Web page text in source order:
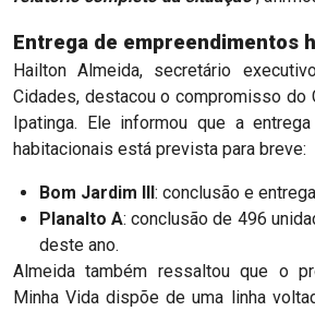
Entrega de empreendimentos
Hailton Almeida, secretário
Cidades, destacou o compromisso do
Ipatinga. Ele informou que a
habitacionais está prevista para breve:
Bom Jardim III: conclusão e
Planalto A: conclusão de 496
deste ano.
Almeida também ressaltou que o
Minha Vida dispõe de uma linha